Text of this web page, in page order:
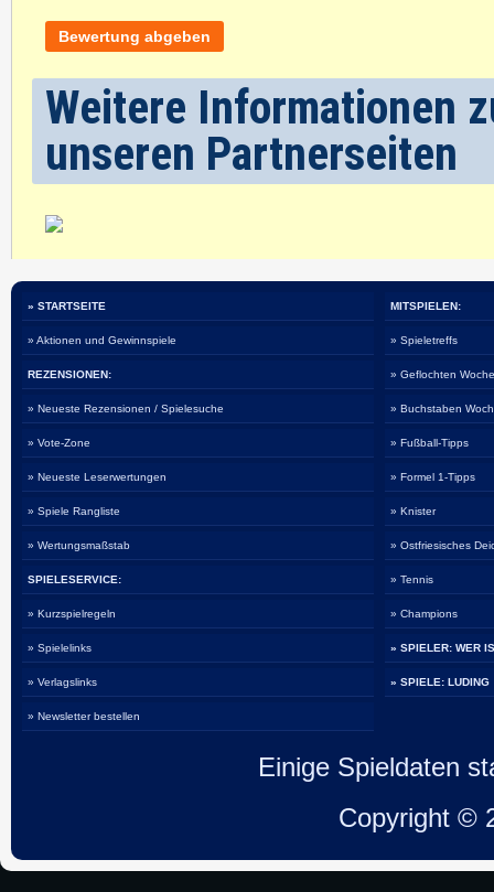
Bewertung abgeben
Weitere Informationen
unseren Partnerseiten
» STARTSEITE
» Aktionen und Gewinnspiele
REZENSIONEN:
» Neueste Rezensionen / Spielesuche
» Vote-Zone
» Neueste Leserwertungen
» Spiele Rangliste
» Wertungsmaßstab
SPIELESERVICE:
» Kurzspielregeln
» Spielelinks
» Verlagslinks
» Newsletter bestellen
MITSPIELEN:
» Spieletreffs
» Geflochten
» Buchstaben
» Fußball-Tipps
» Formel 1-Tipps
» Knister
» Ostfriesisches
» Tennis
» Champions
» SPIELER: WER
» SPIELE: LUDING
Einige Spieldaten
Copyright ©